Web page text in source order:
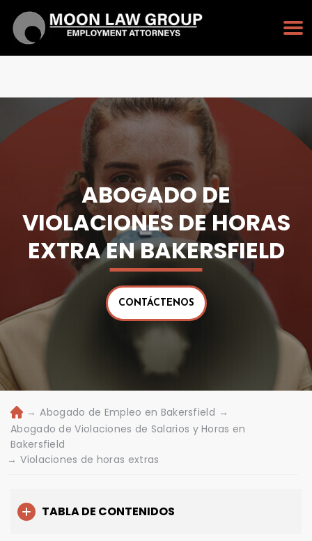
PULSE PARA LLAMAR
213-232-3128
ABOGADO DE
VIOLACIONES DE HORAS
EXTRA EN BAKERSFIELD
CONTÁCTENOS
Ini
ci
o
→ Abogado de Empleo en Bakersfield →
Abogado de Violaciones de Salarios y Horas en
Bakersfield
→ Violaciones de horas extras
TABLA DE CONTENIDOS